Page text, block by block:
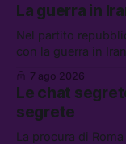
La guerra in
Nel partito
con la guerra in
lavoro, Schlein
che cos’è lo
7 ago 2026
Le chat
segrete
La procura di